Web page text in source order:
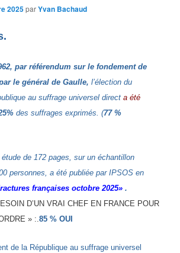
2025parYvan Bachaud
par référendum sur le fondement de
le général de Gaulle,l’élection du
au suffrage universel directa été
des suffrages exprimés. (77 %
de 172 pages, sur un échantillon
personnes, a été publiée par IPSOS en
françaises octobre 2025».
D’UN VRAI CHEF EN FRANCE POUR
» :.85 % OUI
de la République au suffrage universel